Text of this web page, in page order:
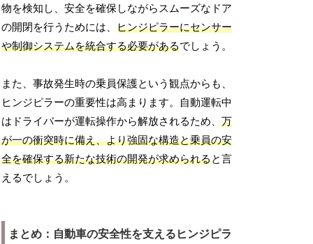
物を検知し、安全を確保しながらスムーズなドア
の開閉を行うためには、ヒンジピラーにセンサー
や制御システムを統合する必要があるでしょう。
また、事故発生時の乗員保護という観点からも、
ヒンジピラーの重要性は高まります。自動運転中
はドライバーが運転操作から解放されるため、万
が一の衝突時に備え、より強固な構造と乗員の安
全を確保する新たな技術の開発が求められると言
えるでしょう。
まとめ：自動車の安全性を支えるヒンジピラ